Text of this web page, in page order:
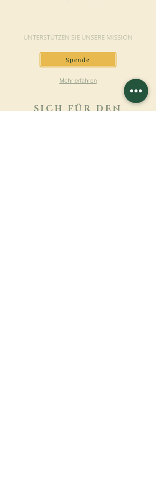
UNTERSTÜTZEN SIE UNSERE MISSION
Spende
Mehr erfahren
SICH FÜR DEN